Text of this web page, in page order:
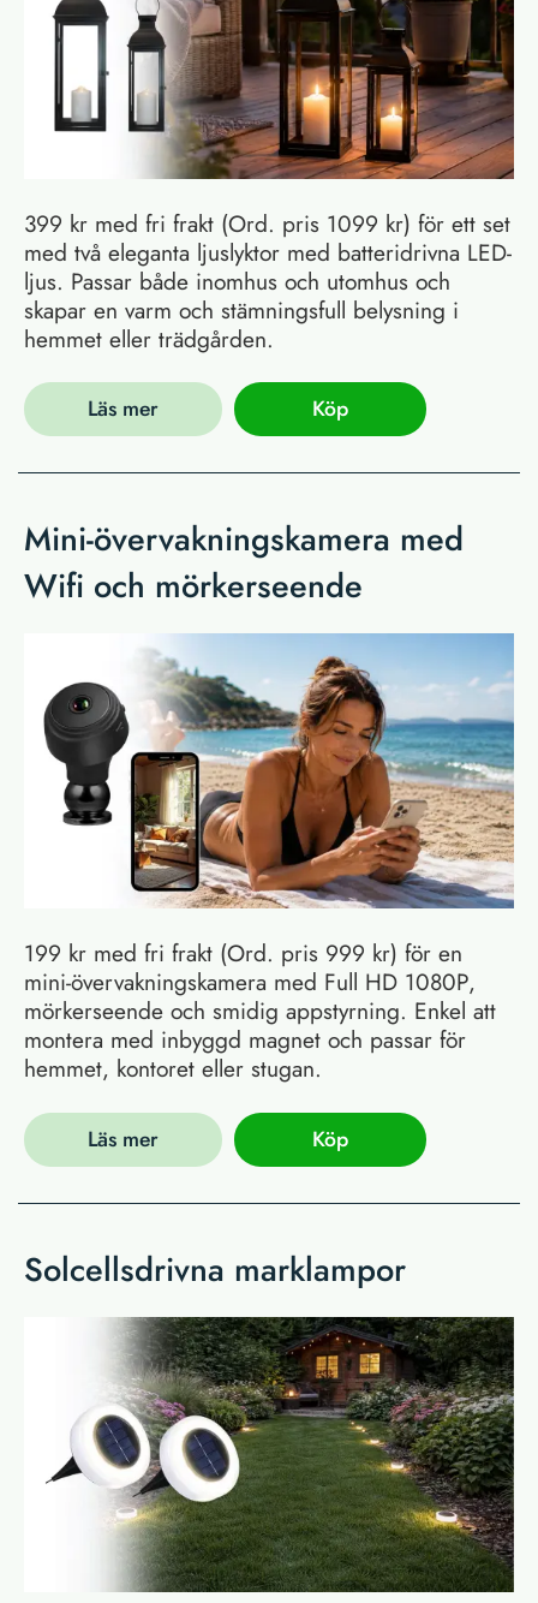
399 kr med fri frakt (Ord. pris 1099 kr) för ett set
med två eleganta ljuslyktor med batteridrivna LED-
ljus. Passar både inomhus och utomhus och
skapar en varm och stämningsfull belysning i
hemmet eller trädgården.
Läs mer Köp
Mini-övervakningskamera med
Wifi och mörkerseende
199 kr med fri frakt (Ord. pris 999 kr) för en
mini-övervakningskamera med Full HD 1080P,
mörkerseende och smidig appstyrning. Enkel att
montera med inbyggd magnet och passar för
hemmet, kontoret eller stugan.
Läs mer Köp
Solcellsdrivna marklampor